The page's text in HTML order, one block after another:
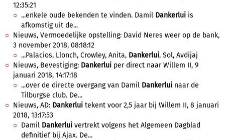
12:35:21
...enkele oude bekenden te vinden. Damil Dankerlui is
afkomstig uit de...
Nieuws, Vermoedelijke opstelling: David Neres weer op de bank,
3 november 2018, 08:18:12
...Palacios, Llonch, Crowley, Anita, Dankerlui, Sol, Avdijaj
Nieuws, Bevestiging: Dankerlui per direct naar Willem II, 9
januari 2018, 14:17:18
...over de directe overgang van Damil Dankerlui naar de
Tilburgse club. De...
Nieuws, AD: Dankerlui tekent voor 2,5 jaar bij Willem II, 8 januari
2018, 13:17:53
Damil Dankerlui vertrekt volgens het Algemeen Dagblad
definitief bij Ajax. De...